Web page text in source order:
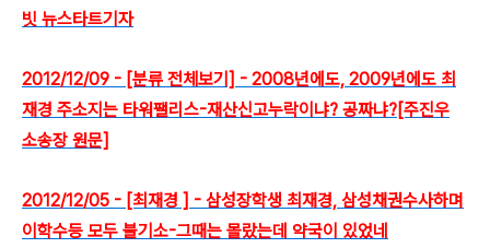
빗 뉴스타트기자
2012/12/09 - [분류 전체보기] - 2008년에도, 2009년에도 최
재경 주소지는 타워팰리스-재산신고누락이냐? 공짜냐?[주진우
소송장 원문]
2012/12/05 - [최재경 ] - 삼성장학생 최재경, 삼성채권수사하며
이학수등 모두 불기소-그때는 몰랐는데 약국이 있었네